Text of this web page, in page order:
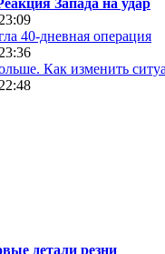
Запада на удар
40-дневная операция
Как изменить
детали резни